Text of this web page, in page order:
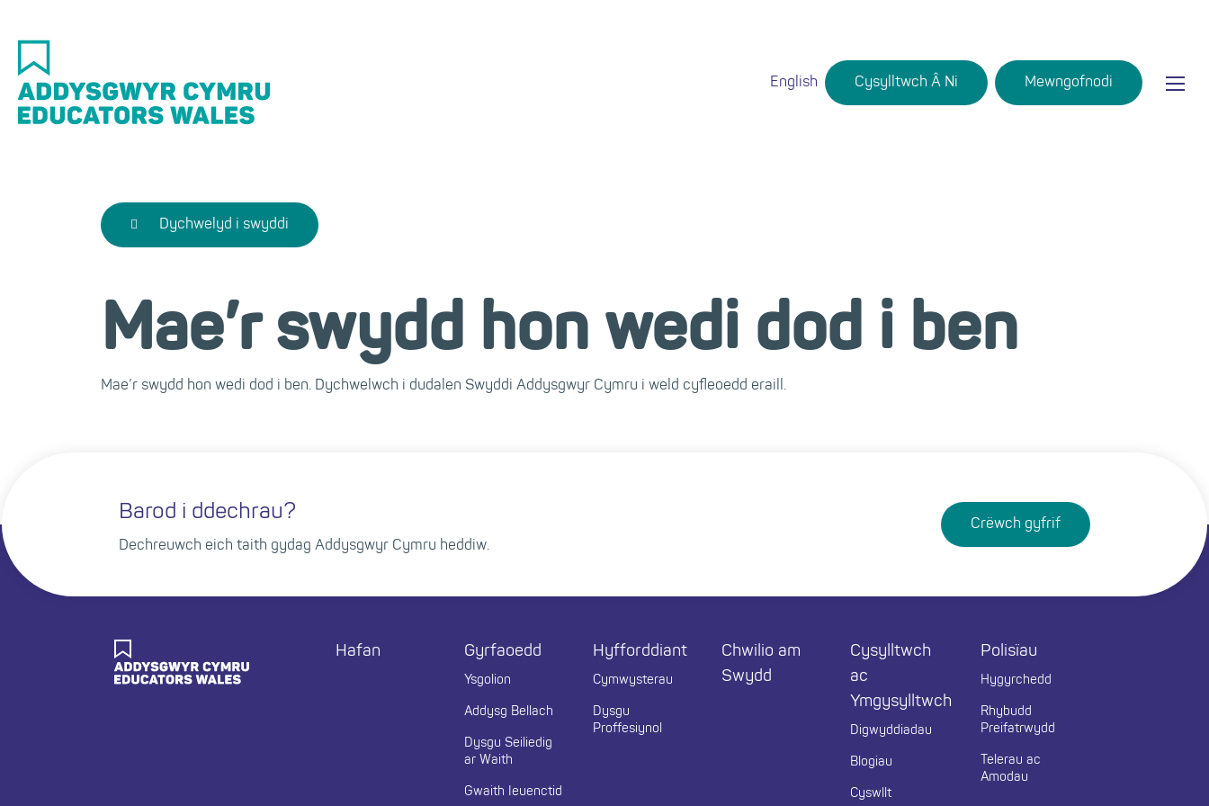
main
content
English
Login
Cysylltwch Â Ni Mewngofnodi
Dychwelyd i swyddi
Mae’r swydd hon wedi dod i ben
Mae’r swydd hon wedi dod i ben. Dychwelwch i dudalen Swyddi Addysgwyr Cymru i weld cyfleoedd eraill.
Barod i ddechrau?
Dechreuwch eich taith gydag Addysgwyr Cymru heddiw.
Crëwch gyfrif
Footer
Hafan Gyrfaoedd
Ysgolion
Addysg Bellach
Dysgu Seiliedig
ar Waith
Gwaith Ieuenctid
Hyfforddiant
Cymwysterau
Dysgu
Proffesiynol
Chwilio am
Swydd
Cysylltwch
ac
Ymgysylltwch
Digwyddiadau
Blogiau
Cyswllt
Polisïau
Hygyrchedd
Rhybudd
Preifatrwydd
Telerau ac
Amodau